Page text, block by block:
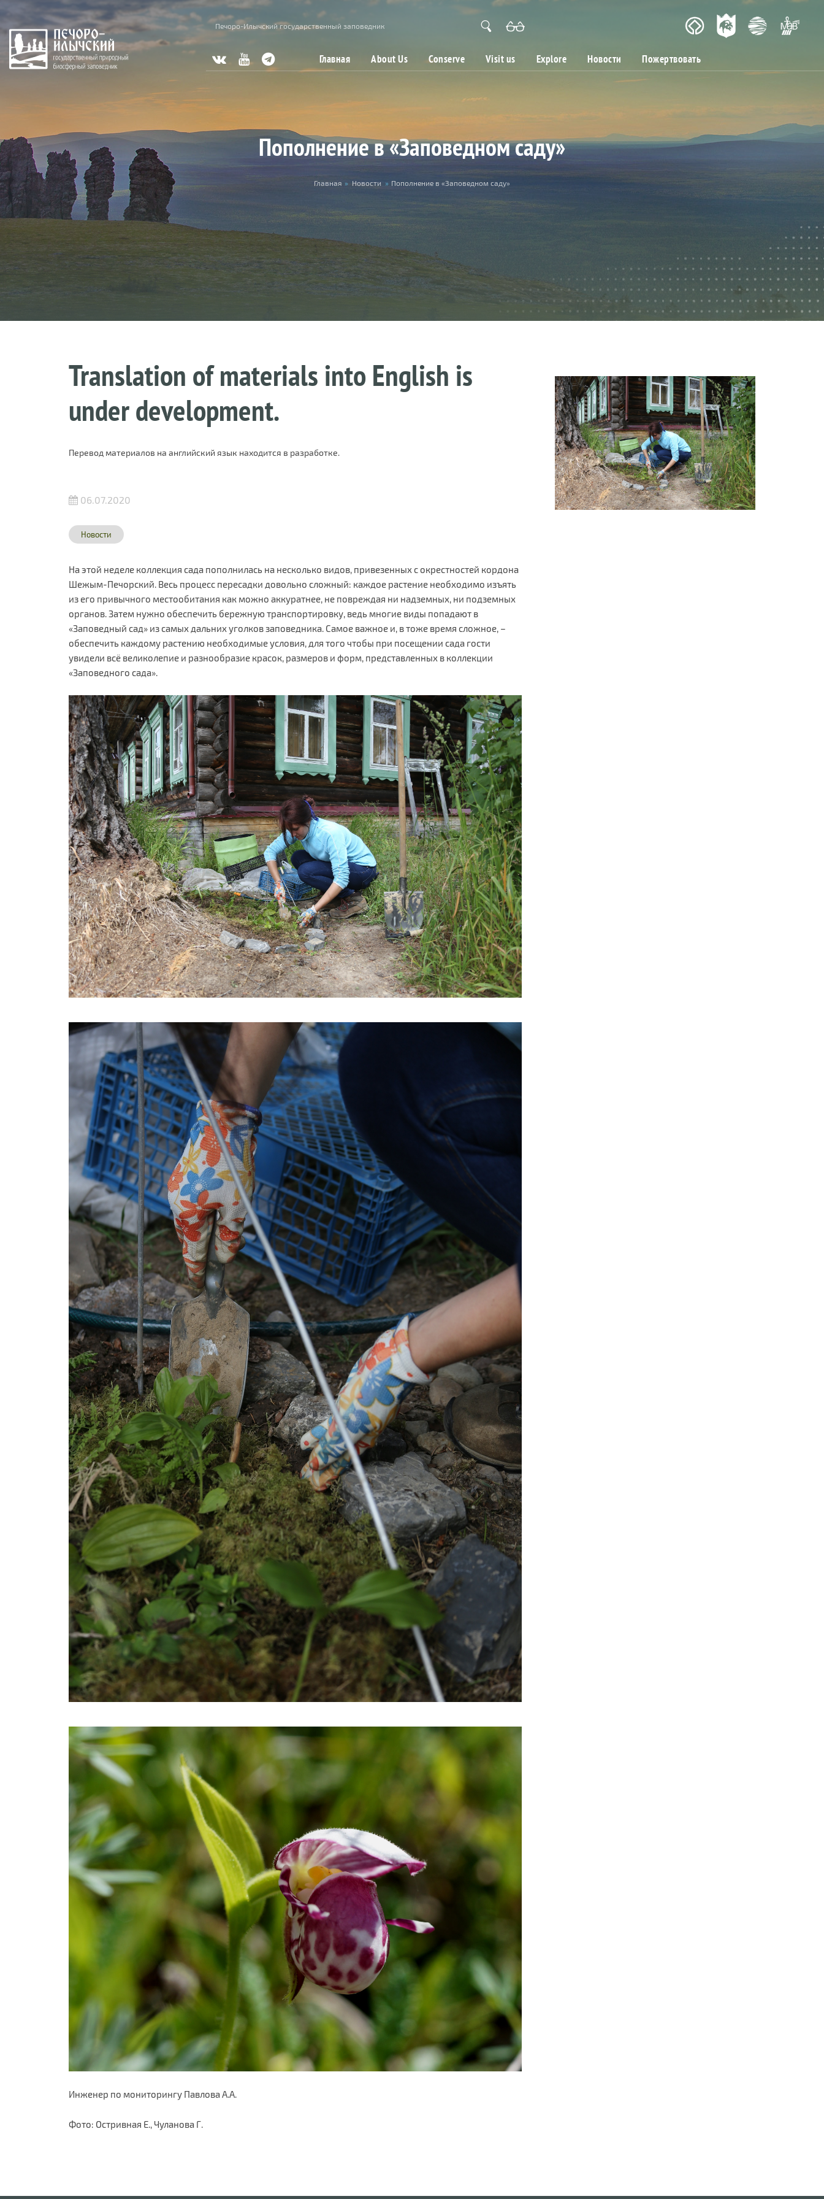
Skip to main content
Печоро-Илычский государственный заповедник
Главная About Us Conserve Visit us Explore Новости Пожертвовать
Пополнение в «Заповедном саду»
You are here Главная » Новости » Пополнение в «Заповедном саду»
Translation of materials into English is
under development.
Перевод материалов на английский язык находится в разработке.
06.07.2020
Новости
На этой неделе коллекция сада пополнилась на несколько видов, привезенных с окрестностей кордона
Шежым-Печорский. Весь процесс пересадки довольно сложный: каждое растение необходимо изъять
из его привычного местообитания как можно аккуратнее, не повреждая ни надземных, ни подземных
органов. Затем нужно обеспечить бережную транспортировку, ведь многие виды попадают в
«Заповедный сад» из самых дальних уголков заповедника. Самое важное и, в тоже время сложное, –
обеспечить каждому растению необходимые условия, для того чтобы при посещении сада гости
увидели всё великолепие и разнообразие красок, размеров и форм, представленных в коллекции
«Заповедного сада».
Инженер по мониторингу Павлова А.А.
Фото: Остривная Е., Чуланова Г.